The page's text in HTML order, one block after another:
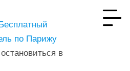
по Парижу
в